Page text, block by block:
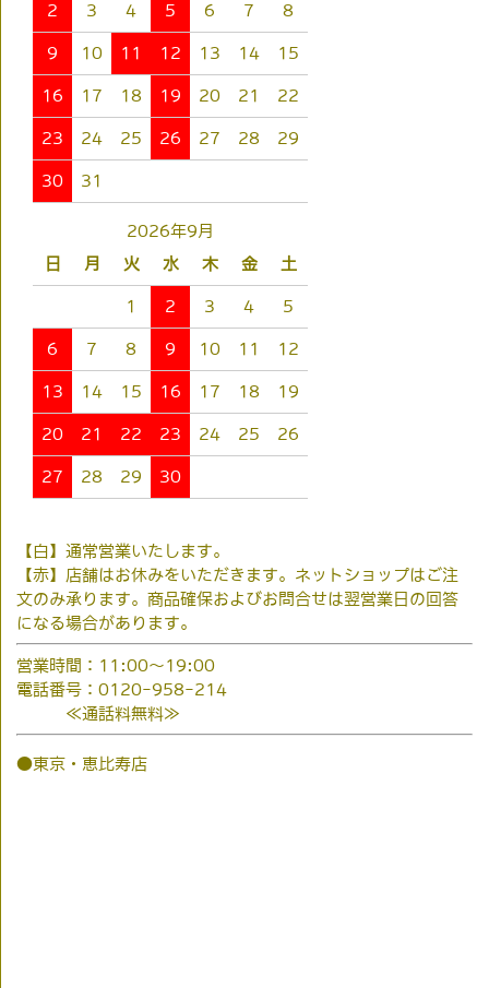
2 3 4 5 6 7 8
9 10 11 12 13 14 15
16 17 18 19 20 21 22
23 24 25 26 27 28 29
30 31
2026年9月
日
月 火 水 木 金 土
1 2 3 4 5
6 7 8 9 10 11 12
13 14 15 16 17 18 19
20 21 22 23 24 25 26
27 28 29 30
【白】通常営業いたします。
【赤】店舗はお休みをいただきます。ネットショップはご注
文のみ承ります。商品確保およびお問合せは翌営業日の回答
になる場合があります。
営業時間：11:00～19:00
電話番号：0120-958-214
≪通話料無料≫
●東京・恵比寿店